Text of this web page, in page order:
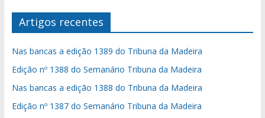
Artigos recentes
Nas bancas a edição 1389 do Tribuna da Madeira
Edição nº 1388 do Semanário Tribuna da Madeira
Nas bancas a edição 1388 do Tribuna da Madeira
Edição nº 1387 do Semanário Tribuna da Madeira